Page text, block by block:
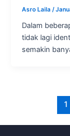
Asro Laila /
Dalam
tidak lagi
semakin
1